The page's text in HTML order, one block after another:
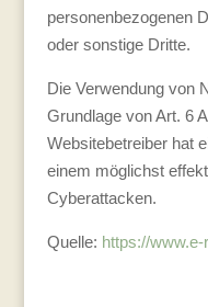
personenbezogenen
oder sonstige Dritte.
Die Verwendung von
Grundlage von Art. 6
Websitebetreiber hat
einem möglichst
Cyberattacken.
Quelle: https://